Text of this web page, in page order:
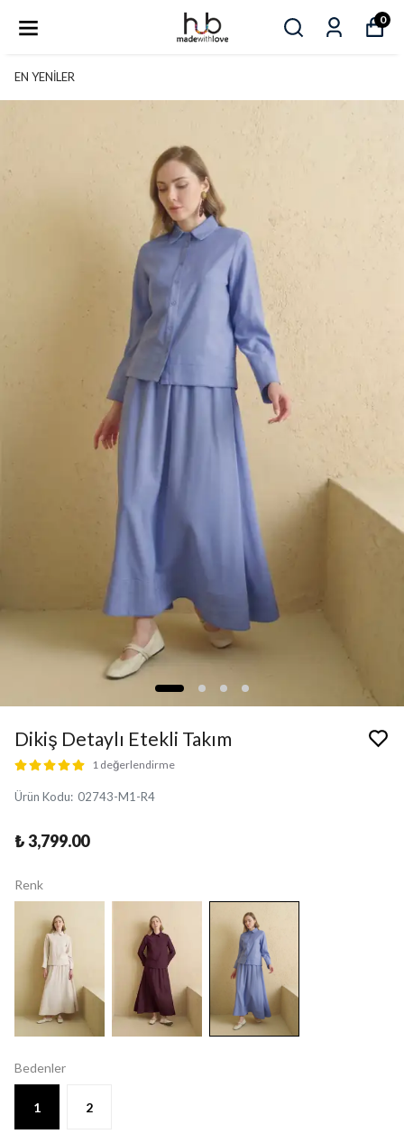
0
EN YENİLER
Dikiş Detaylı Etekli Takım
1 değerlendirme
Ürün Kodu: 02743-M1-R4
₺ 3,799.00
Renk
Bedenler
1 2